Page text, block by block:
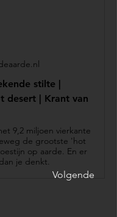
Volgende
stilte |
desert | Krant van
9,2 miljoen vierkante
de grootste 'hot
op aarde. En er
je denkt.